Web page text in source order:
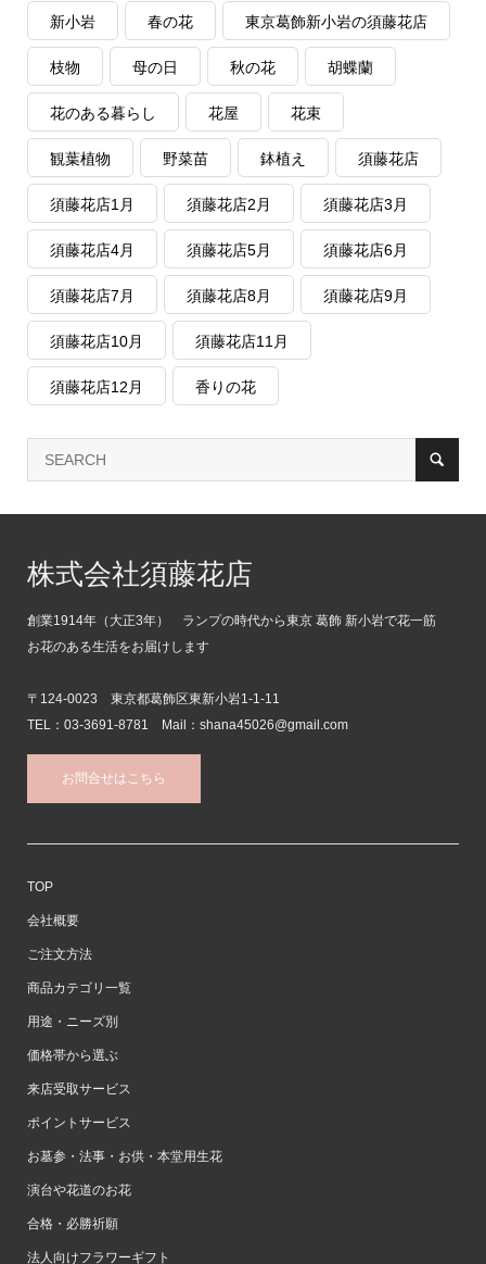
新小岩 春の花 東京葛飾新小岩の須藤花店
枝物 母の日 秋の花 胡蝶蘭
花のある暮らし 花屋 花束
観葉植物 野菜苗 鉢植え 須藤花店
須藤花店1月 須藤花店2月 須藤花店3月
須藤花店4月 須藤花店5月 須藤花店6月
須藤花店7月 須藤花店8月 須藤花店9月
須藤花店10月 須藤花店11月
須藤花店12月 香りの花
株式会社須藤花店
創業1914年（大正3年） ランプの時代から東京 葛飾 新小岩で花一筋
お花のある生活をお届けします
〒124-0023 東京都葛飾区東新小岩1-1-11
TEL：03-3691-8781 Mail：shana45026@gmail.com
お問合せはこちら
TOP
会社概要
ご注文方法
商品カテゴリ一覧
用途・ニーズ別
価格帯から選ぶ
来店受取サービス
ポイントサービス
お墓参・法事・お供・本堂用生花
演台や花道のお花
合格・必勝祈願
法人向けフラワーギフト